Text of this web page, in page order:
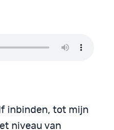
inbinden, tot mijn
niveau van